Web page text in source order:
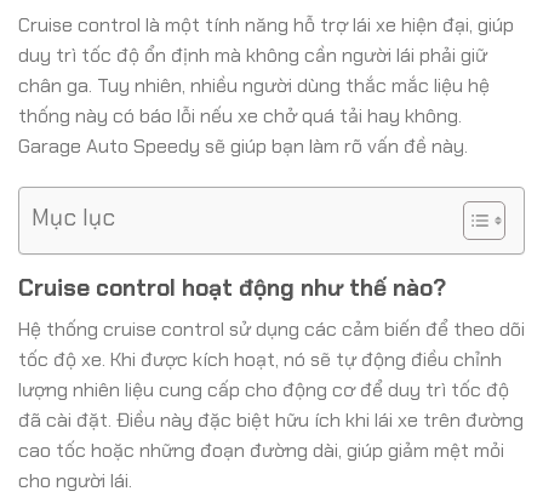
Cruise control là một tính năng hỗ trợ lái xe hiện đại, giúp
duy trì tốc độ ổn định mà không cần người lái phải giữ
chân ga. Tuy nhiên, nhiều người dùng thắc mắc liệu hệ
thống này có báo lỗi nếu xe chở quá tải hay không.
Garage Auto Speedy sẽ giúp bạn làm rõ vấn đề này.
Mục lục
Cruise control hoạt động như thế nào?
Hệ thống cruise control sử dụng các cảm biến để theo dõi
tốc độ xe. Khi được kích hoạt, nó sẽ tự động điều chỉnh
lượng nhiên liệu cung cấp cho động cơ để duy trì tốc độ
đã cài đặt. Điều này đặc biệt hữu ích khi lái xe trên đường
cao tốc hoặc những đoạn đường dài, giúp giảm mệt mỏi
cho người lái.